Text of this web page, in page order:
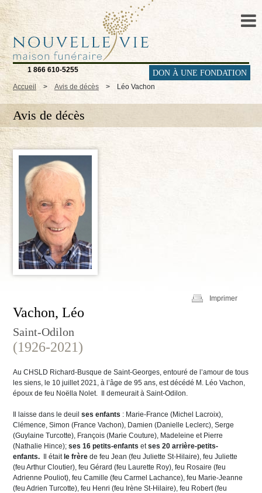
1 866 610-5255 DON À UNE FONDATION
Accueil > Avis de décès > Léo Vachon
Avis de décès
Imprimer
Vachon, Léo
Saint-Odilon
(1926-2021)
Au CHSLD Richard-Busque de Saint-Georges, entouré de l’amour de tous
les siens, le 10 juillet 2021, à l’âge de 95 ans, est décédé M. Léo Vachon,
époux de feu Noëlla Nolet. Il demeurait à Saint-Odilon.
Il laisse dans le deuil ses enfants : Marie-France (Michel Lacroix),
Clémence, Simon (France Vachon), Damien (Danielle Leclerc), Serge
(Guylaine Turcotte), François (Marie Couture), Madeleine et Pierre
(Nathalie Hince); ses 16 petits-enfants etses 20 arrière-petits-
enfants. Il était le frère de feu Jean (feu Juliette St-Hilaire), feu Juliette
(feu Arthur Cloutier), feu Gérard (feu Laurette Roy), feu Rosaire (feu
Adrienne Pouliot), feu Camille (feu Carmel Lachance), feu Marie-Jeanne
(feu Adrien Turcotte), feu Henri (feu Irène St-Hilaire), feu Robert (feu